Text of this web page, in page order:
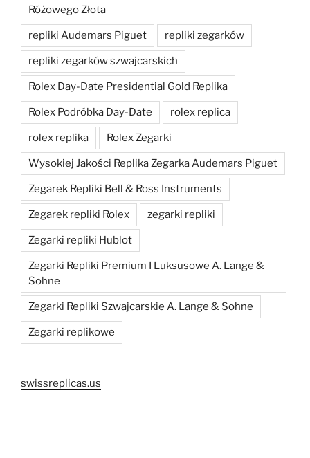
Różowego Złota
repliki Audemars Piguet repliki zegarków
repliki zegarków szwajcarskich
Rolex Day-Date Presidential Gold Replika
Rolex Podróbka Day-Date rolex replica
rolex replika Rolex Zegarki
Wysokiej Jakości Replika Zegarka Audemars Piguet
Zegarek Repliki Bell & Ross Instruments
Zegarek repliki Rolex zegarki repliki
Zegarki repliki Hublot
Zegarki Repliki Premium I Luksusowe A. Lange &
Sohne
Zegarki Repliki Szwajcarskie A. Lange & Sohne
Zegarki replikowe
swissreplicas.us